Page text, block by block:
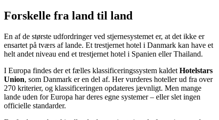
Forskelle fra land til land
En af de største udfordringer ved stjernesystemet er, at det ikke er
ensartet på tværs af lande. Et trestjernet hotel i Danmark kan have et
helt andet niveau end et trestjernet hotel i Spanien eller Thailand.
I Europa findes der et fælles klassificeringssystem kaldet Hotelstars
Union, som Danmark er en del af. Her vurderes hoteller ud fra over
270 kriterier, og klassificeringen opdateres jævnligt. Men mange
lande uden for Europa har deres egne systemer – eller slet ingen
officielle standarder.